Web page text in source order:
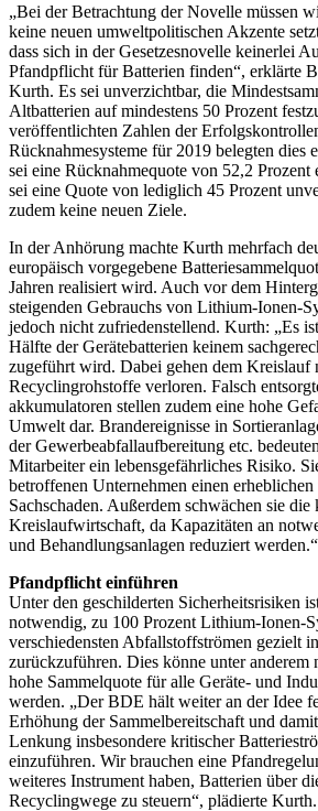
„Bei der Betrachtung der Novelle müssen
keine neuen umweltpolitischen Akzente
dass sich in der Gesetzesnovelle keinerlei
Pfandpflicht für Batterien finden“, erklärte
Kurth. Es sei unverzichtbar, die
Altbatterien auf mindestens 50 Prozent
veröffentlichten Zahlen der
Rücknahmesysteme für 2019 belegten dies
sei eine Rücknahmequote von 52,2
sei eine Quote von lediglich 45 Prozent
zudem keine neuen Ziele.
In der Anhörung machte Kurth mehrfach
europäisch vorgegebene
Jahren realisiert wird. Auch vor dem
steigenden Gebrauchs von Lithium-Ionen-
jedoch nicht zufriedenstellend. Kurth: „Es
Hälfte der Gerätebatterien keinem
zugeführt wird. Dabei gehen dem Kreislauf
Recyclingrohstoffe verloren. Falsch
akkumulatoren stellen zudem eine hohe
Umwelt dar. Brandereignisse in
der Gewerbeabfallaufbereitung etc.
Mitarbeiter ein lebensgefährliches Risiko.
betroffenen Unternehmen einen
Sachschaden. Außerdem schwächen sie die
Kreislaufwirtschaft, da Kapazitäten an
und Behandlungsanlagen reduziert werden.“
Pfandpflicht einführen
Unter den geschilderten Sicherheitsrisiken
notwendig, zu 100 Prozent Lithium-Ionen-
verschiedensten Abfallstoffströmen gezielt
zurückzuführen. Dies könne unter anderem
hohe Sammelquote für alle Geräte- und
werden. „Der BDE hält weiter an der Idee
Erhöhung der Sammelbereitschaft und
Lenkung insbesondere kritischer
einzuführen. Wir brauchen eine
weiteres Instrument haben, Batterien über
Recyclingwege zu steuern“, plädierte Kurth.